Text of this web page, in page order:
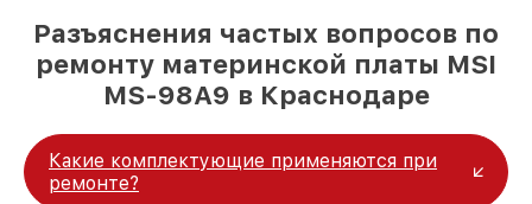
Разъяснения частых вопросов по
ремонту материнской платы MSI
MS-98A9 в Краснодаре
Какие комплектующие применяются при
ремонте?